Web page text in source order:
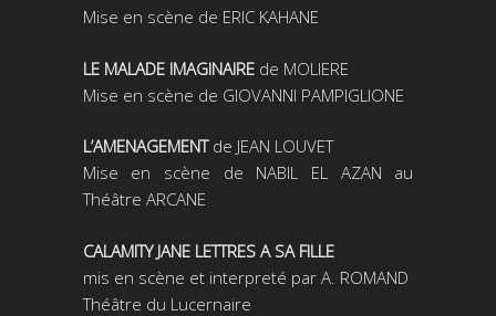
Mise en scène de ERIC KAHANE
LE MALADE IMAGINAIREde MOLIERE
Mise en scène de GIOVANNI PAMPIGLIONE
L’AMENAGEMENTde JEAN LOUVET
Mise en scène de NABIL EL AZAN au
Théâtre ARCANE
CALAMITY JANE LETTRES A SA FILLE
mis en scène et interpreté par A. ROMAND
Théâtre du Lucernaire